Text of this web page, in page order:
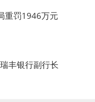
重罚1946万元
丰银行副行长